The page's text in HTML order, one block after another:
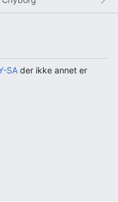
SA der ikke annet er